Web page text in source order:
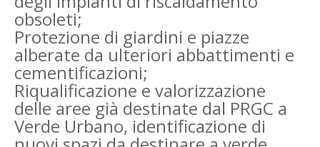
obsoleti;
Protezione di giardini e piazze
alberate da ulteriori abbattimenti e
cementificazioni;
Riqualificazione e valorizzazione
delle aree già destinate dal PRGC a
Verde Urbano, identificazione di